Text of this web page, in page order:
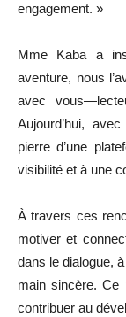
engagement. »
Mme Kaba a
aventure, nous
avec
Aujourd’hui,
pierre d’une
visibilité et à une
À travers ces
motiver et
dans le dialogue,
main sincère. Ce
contribuer au